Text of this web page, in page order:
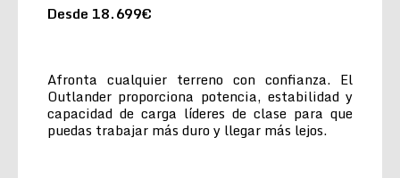
Desde 18.699€
Afronta cualquier terreno con confianza. El
Outlander proporciona potencia, estabilidad y
capacidad de carga líderes de clase para que
puedas trabajar más duro y llegar más lejos.